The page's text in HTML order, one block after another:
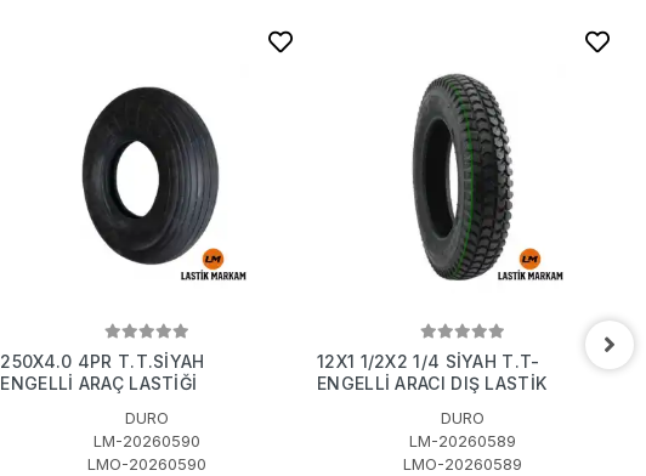
250X4.0 4PR T.T.SİYAH
ENGELLİ ARAÇ LASTİĞİ
DURO
LM-20260590
LMO-20260590
12X1 1/2X2 1/4 SİYAH T.T-
ENGELLİ ARACI DIŞ LASTİK
DURO
LM-20260589
LMO-20260589